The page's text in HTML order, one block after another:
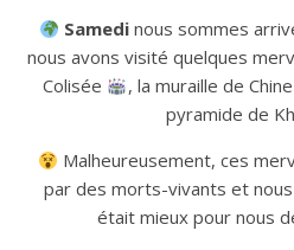
Samedinous sommes
nous avons visité quelques
Colisée
, la muraille de Chine
pyramide de
Malheureusement, ces
par des morts-vivants et nous
était mieux pour nous